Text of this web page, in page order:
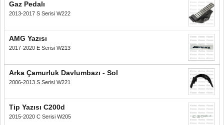
Gaz Pedalı
2013-2017 S Serisi W222
AMG Yazısı
2017-2020 E Serisi W213
Arka Çamurluk Davlumbazı - Sol
2006-2013 S Serisi W221
Tip Yazısı C200d
2015-2020 C Serisi W205